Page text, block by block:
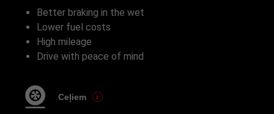
Better braking in the wet
Lower fuel costs
High mileage
Drive with peace of mind
Ceļiem